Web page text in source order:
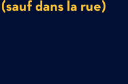
(sauf dans la rue)